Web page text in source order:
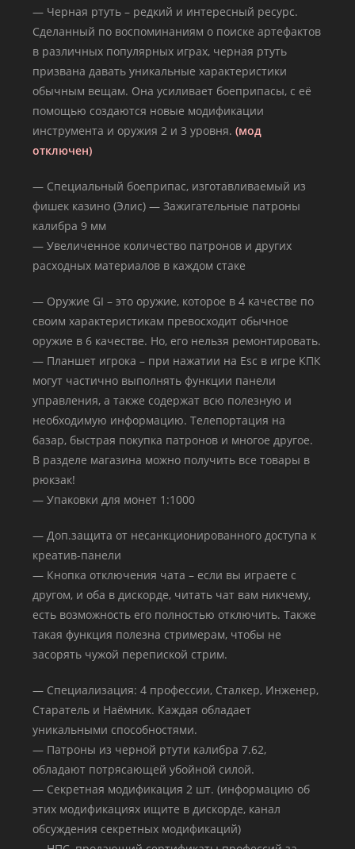
— Черная ртуть – редкий и интересный ресурс.
Сделанный по воспоминаниям о поиске артефактов
в различных популярных играх, черная ртуть
призвана давать уникальные характеристики
обычным вещам. Она усиливает боеприпасы, с её
помощью создаются новые модификации
инструмента и оружия 2 и 3 уровня.(мод
отключен)
— Специальный боеприпас, изготавливаемый из
фишек казино (Элис) — Зажигательные патроны
калибра 9 мм
— Увеличенное количество патронов и других
расходных материалов в каждом стаке
— Оружие GI – это оружие, которое в 4 качестве по
своим характеристикам превосходит обычное
оружие в 6 качестве. Но, его нельзя ремонтировать.
— Планшет игрока – при нажатии на Esc в игре КПК
могут частично выполнять функции панели
управления, а также содержат всю полезную и
необходимую информацию. Телепортация на
базар, быстрая покупка патронов и многое другое.
В разделе магазина можно получить все товары в
рюкзак!
— Упаковки для монет 1:1000
— Доп.защита от несанкционированного доступа к
креатив-панели
— Кнопка отключения чата – если вы играете с
другом, и оба в дискорде, читать чат вам никчему,
есть возможность его полностью отключить. Также
такая функция полезна стримерам, чтобы не
засорять чужой перепиской стрим.
— Специализация: 4 профессии, Сталкер, Инженер,
Старатель и Наёмник. Каждая обладает
уникальными способностями.
— Патроны из черной ртути калибра 7.62,
обладают потрясающей убойной силой.
— Секретная модификация 2 шт. (информацию об
этих модификациях ищите в дискорде, канал
обсуждения секретных модификаций)